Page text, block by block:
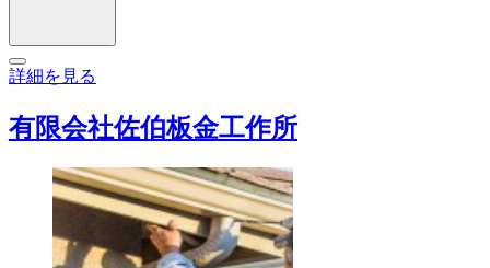
詳細を見る
有限会社佐伯板金工作所